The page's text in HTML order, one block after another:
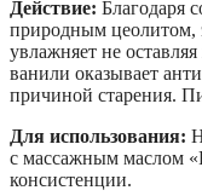
Действие: Благодаря
природным цеолитом,
увлажняет не
ванили оказывает
причиной старения.
Для использования:
с массажным маслом
консистенции.